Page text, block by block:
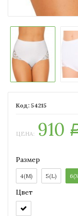
54215
ЦЕНА: 910
Размер
4(M) 5(L)
Цвет